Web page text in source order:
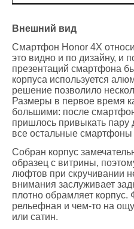
Внешний вид
Смартфон Honor 4X
это видно и по дизайну, и
презентаций смартфона
корпуса используется
решение позволило
Размеры в первое время
большими: после
пришлось привыкать пару
все остальные смартфоны
Собран корпус
образец с витрины,
люфтов при скручивании
внимания заслуживает
плотно обрамляет корпус.
рельефная и чем-то на
или сатин.